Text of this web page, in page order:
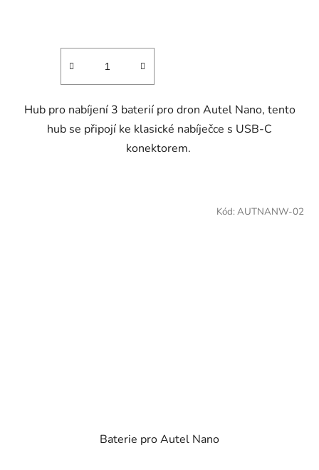
Hub pro nabíjení 3 baterií pro dron Autel Nano, tento
hub se připojí ke klasické nabíječce s USB-C
konektorem.
Baterie pro Autel Nano
Kód: AUTNANW-02